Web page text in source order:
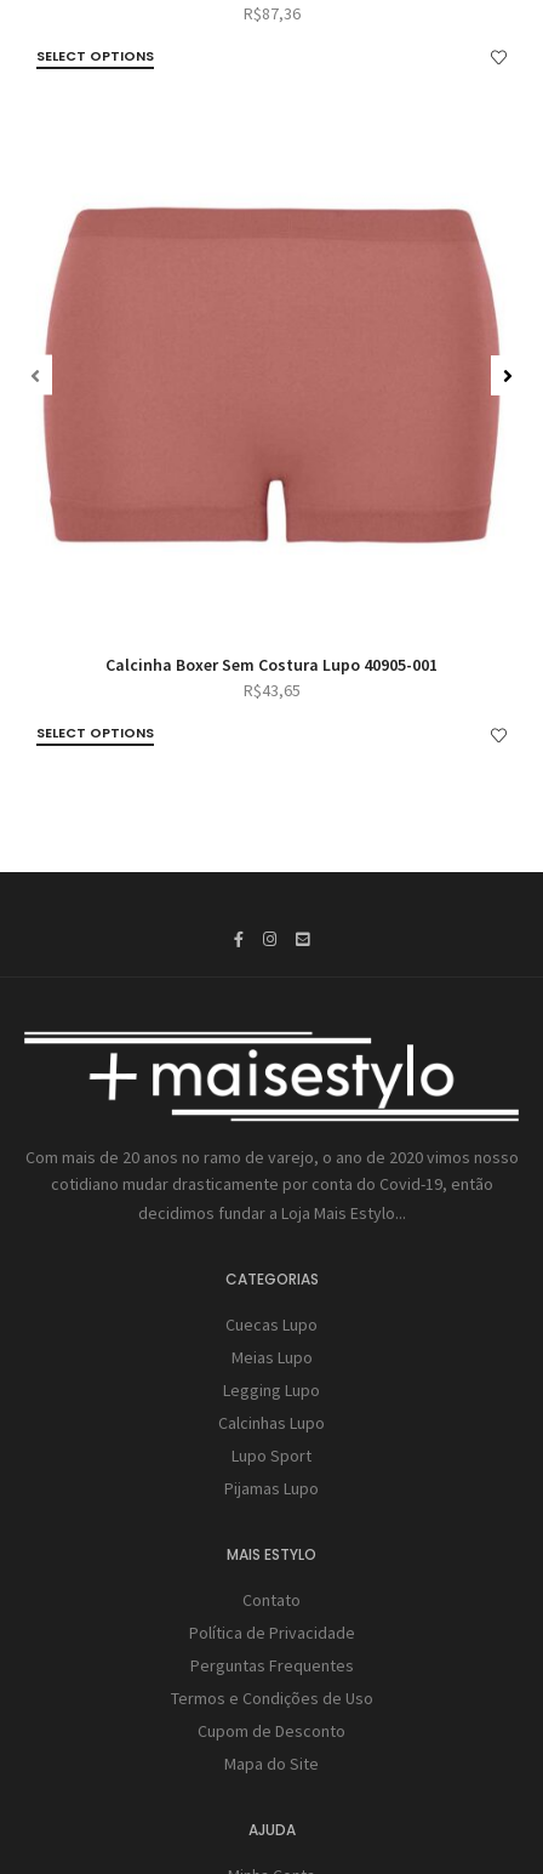
R$87,36
SELECT OPTIONS
Calcinha Boxer Sem Costura Lupo 40905-001
R$43,65
SELECT OPTIONS
Com mais de 20 anos no ramo de varejo, o ano de 2020 vimos nosso
cotidiano mudar drasticamente por conta do Covid-19, então
decidimos fundar a Loja Mais Estylo...
CATEGORIAS
Cuecas Lupo
Meias Lupo
Legging Lupo
Calcinhas Lupo
Lupo Sport
Pijamas Lupo
MAIS ESTYLO
Contato
Política de Privacidade
Perguntas Frequentes
Termos e Condições de Uso
Cupom de Desconto
Mapa do Site
AJUDA